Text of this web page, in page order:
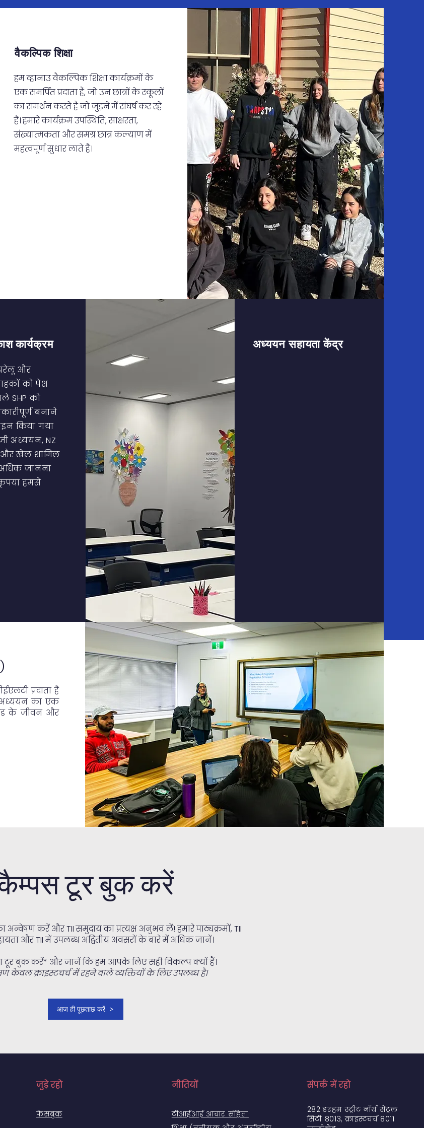
वैकल्पिक शिक्षा
हम व्हानाउ वैकल्पिक शिक्षा कार्यक्रमों के
एक समर्पित प्रदाता हैं, जो उन छात्रों के स्कूलों
का समर्थन करते हैं जो जुड़ने में संघर्ष कर रहे
हैं। हमारे कार्यक्रम उपस्थिति, साक्षरता,
संख्यात्मकता और समग्र छात्र कल्याण में
महत्वपूर्ण सुधार लाते हैं।
कार्यक्रम
और
को पेश
SHP को
बनाने
किया गया
अध्ययन, NZ
खेल शामिल
जानना
हमसे
अध्ययन सहायता केंद्र
प्रदाता हैं
अध्ययन का एक
के जीवन और
टूर बुक करें
अन्वेषण करें और TII समुदाय का प्रत्यक्ष अनुभव लें! हमारे पाठ्यक्रमों, TII
और TII में उपलब्ध अद्वितीय अवसरों के बारे में अधिक जानें।
टूर बुक करें* और जानें कि हम आपके लिए सही विकल्प क्यों हैं।
केवल क्राइस्टचर्च में रहने वाले व्यक्तियों के लिए उपलब्ध है।
आज ही पूछताछ करें
जुड़े रहो
फेसबुक
नीतियों
टीआईआई आचार संहिता
संपर्क में रहो
282 डरहम स्ट्रीट नॉर्थ सेंट्रल
सिटी 8013, क्राइस्टचर्च 8011